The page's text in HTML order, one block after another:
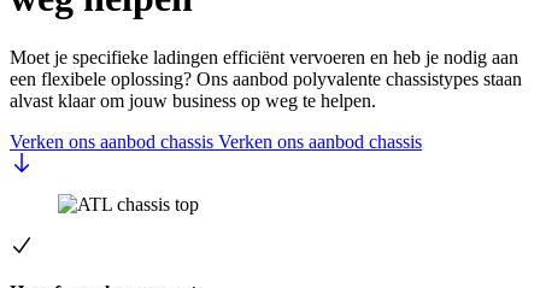
Moet je specifieke ladingen efficiënt vervoeren en heb je nodig aan
een flexibele oplossing? Ons aanbod polyvalente chassistypes staan
alvast klaar om jouw business op weg te helpen.
Verken ons aanbod chassis Verken ons aanbod chassis